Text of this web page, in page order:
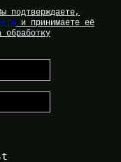
подтверждаете,
и принимаете её